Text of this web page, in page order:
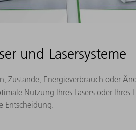
bei Neukauf von Equipment
und Lasersysteme
Energieverbrauch oder
Nutzung Ihres Lasers oder Ihres
Entscheidung.